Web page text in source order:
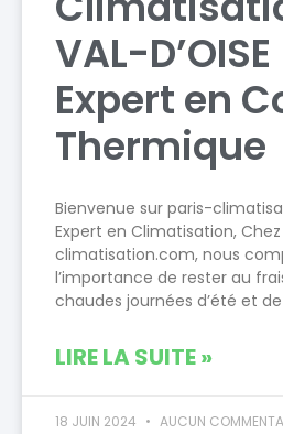
VAL-
Expert en
Thermique
Bienvenue sur paris-
Expert en Climatisation,
climatisation.com, nous
l’importance de rester au
chaudes journées d’été et
LIRE LA SUITE »
18 JUIN 2024 AUCUN